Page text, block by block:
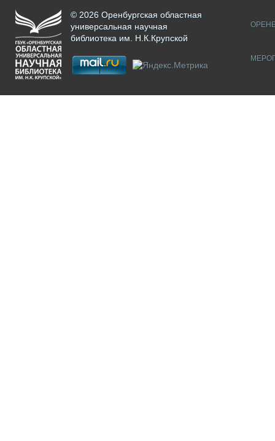
© 2026 Оренбургская областная
универсальная научная
библиотека им. Н.К.Крупской